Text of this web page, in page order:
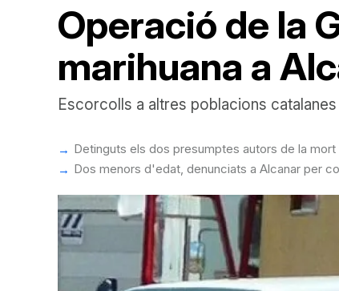
Operació de la
marihuana a
Escorcolls a altres poblacions
Detinguts els dos presumptes autors de la
Dos menors d'edat, denunciats a Alcanar per